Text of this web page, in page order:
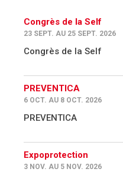
Congrès de la Self
23 SEPT. AU 25 SEPT. 2026
Congrès de la Self
PREVENTICA
6 OCT. AU 8 OCT. 2026
PREVENTICA
Expoprotection
3 NOV. AU 5 NOV. 2026